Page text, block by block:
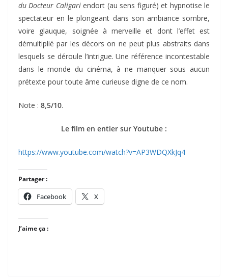
du Docteur Caligariendort (au sens figuré) et hypnotise le
spectateur en le plongeant dans son ambiance sombre,
voire glauque, soignée à merveille et dont l’effet est
démultiplié par les décors on ne peut plus abstraits dans
lesquels se déroule l’intrigue. Une référence incontestable
dans le monde du cinéma, à ne manquer sous aucun
prétexte pour toute âme curieuse digne de ce nom.
Note : 8,5/10.
Le film en entier sur Youtube :
https://www.youtube.com/watch?v=AP3WDQXkJq4
Partager :
Facebook X
J’aime ça :